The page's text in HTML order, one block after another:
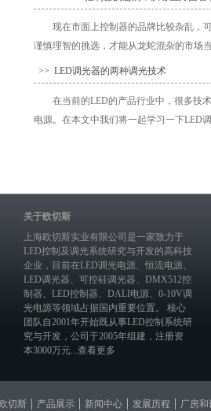
现在市面上控制器的品牌比较杂乱，
谨慎理智的挑选，才能从龙蛇混杂的市场
>> LED调光器的两种调光技术
在当前的LED的产品行业中，很多技
电源。在本文中我们将一起学习一下LED
关于欧切斯
上海欧切斯实业有限公司是一家致力于
LED控制及调光系统研究与开发的高科技
企业，目前在LED调光电源、恒流电源、
LED调光器、 可控硅调光器、 DMX512控
制器、 LED控制器、 DALI电源、 0-10V调
光电源等领域占据国内重要位置。 核心
团队自2001年开始既从事LED控制系统研
究与开发，公司于2005年组建，注册资
本3000万元...查看更多
切斯 产品展示 新闻中心 发展历程 厂房和